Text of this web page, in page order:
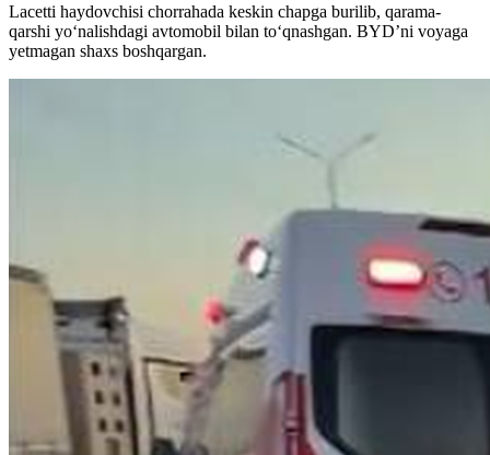
Lacetti haydovchisi chorrahada keskin chapga burilib, qarama-
qarshi yo‘nalishdagi avtomobil bilan to‘qnashgan. BYD’ni voyaga
yetmagan shaxs boshqargan.